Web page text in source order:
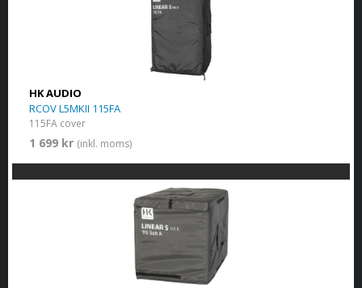
HK AUDIO
RCOV L5MKII 115FA
115FA cover
1 699 kr (inkl. moms)